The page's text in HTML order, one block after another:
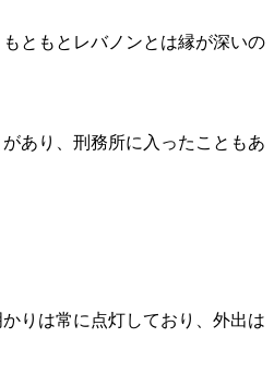
ともとレバノンとは縁が深いの
あり、刑務所に入ったこともあ
りは常に点灯しており、外出は